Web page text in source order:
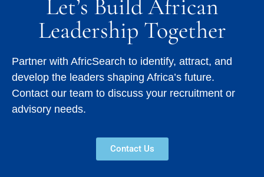
Let’s Build African
Leadership Together
Partner with AfricSearch to identify, attract, and
develop the leaders shaping Africa’s future.
Contact our team to discuss your recruitment or
advisory needs.
Contact Us